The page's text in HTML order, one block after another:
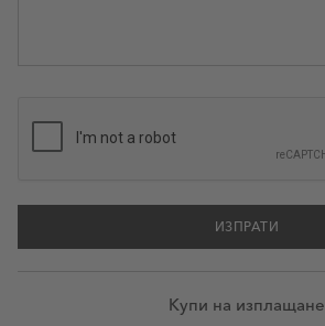
ИЗПРАТИ
Купи на изплащане